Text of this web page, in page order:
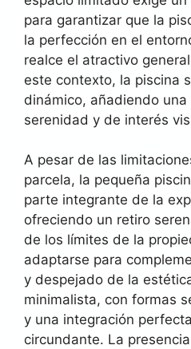
para garantizar que la
la perfección en el
realce el atractivo
este contexto, la piscina
dinámico, añadiendo
serenidad y de interés
A pesar de las
parcela, la pequeña
parte integrante de la
ofreciendo un retiro
de los límites de la
adaptarse para
y despejado de la
minimalista, con formas
y una integración
circundante. La